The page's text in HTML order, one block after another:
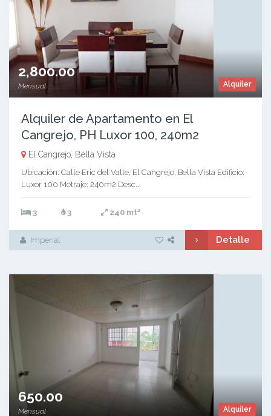
Alquiler
2,800.00
Mensual
Alquiler de Apartamento en El
Cangrejo, PH Luxor 100, 240m2
El Cangrejo, Bella Vista
Ubicación: Calle Eric del Valle, El Cangrejo, Bella Vista Edificio:
Luxor 100 Metraje: 240m2 Desc...
3 3 240 mt2
Imperial Detalle
Alquiler
650.00
Mensual